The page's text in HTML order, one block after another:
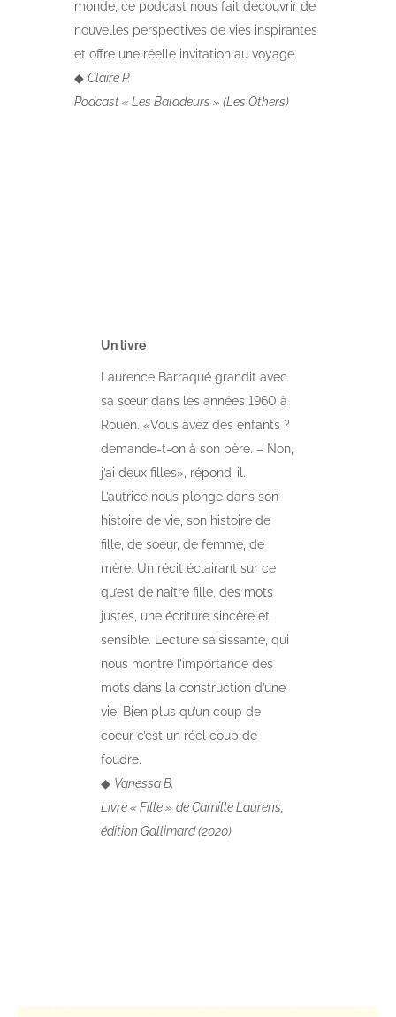
monde, ce podcast nous fait découvrir de
nouvelles perspectives de vies inspirantes
et offre une réelle invitation au voyage.
◆ Claire P.
Podcast « Les Baladeurs » (Les Others)
Un livre
Laurence Barraqué grandit avec
sa sœur dans les années 1960 à
Rouen. «Vous avez des enfants ?
demande-t-on à son père. – Non,
j’ai deux filles», répond-il.
L’autrice nous plonge dans son
histoire de vie, son histoire de
fille, de soeur, de femme, de
mère. Un récit éclairant sur ce
qu’est de naître fille, des mots
justes, une écriture sincère et
sensible. Lecture saisissante, qui
nous montre l’importance des
mots dans la construction d’une
vie. Bien plus qu’un coup de
coeur c’est un réel coup de
foudre.
◆ Vanessa B.
Livre « Fille » de Camille Laurens,
édition Gallimard (2020)